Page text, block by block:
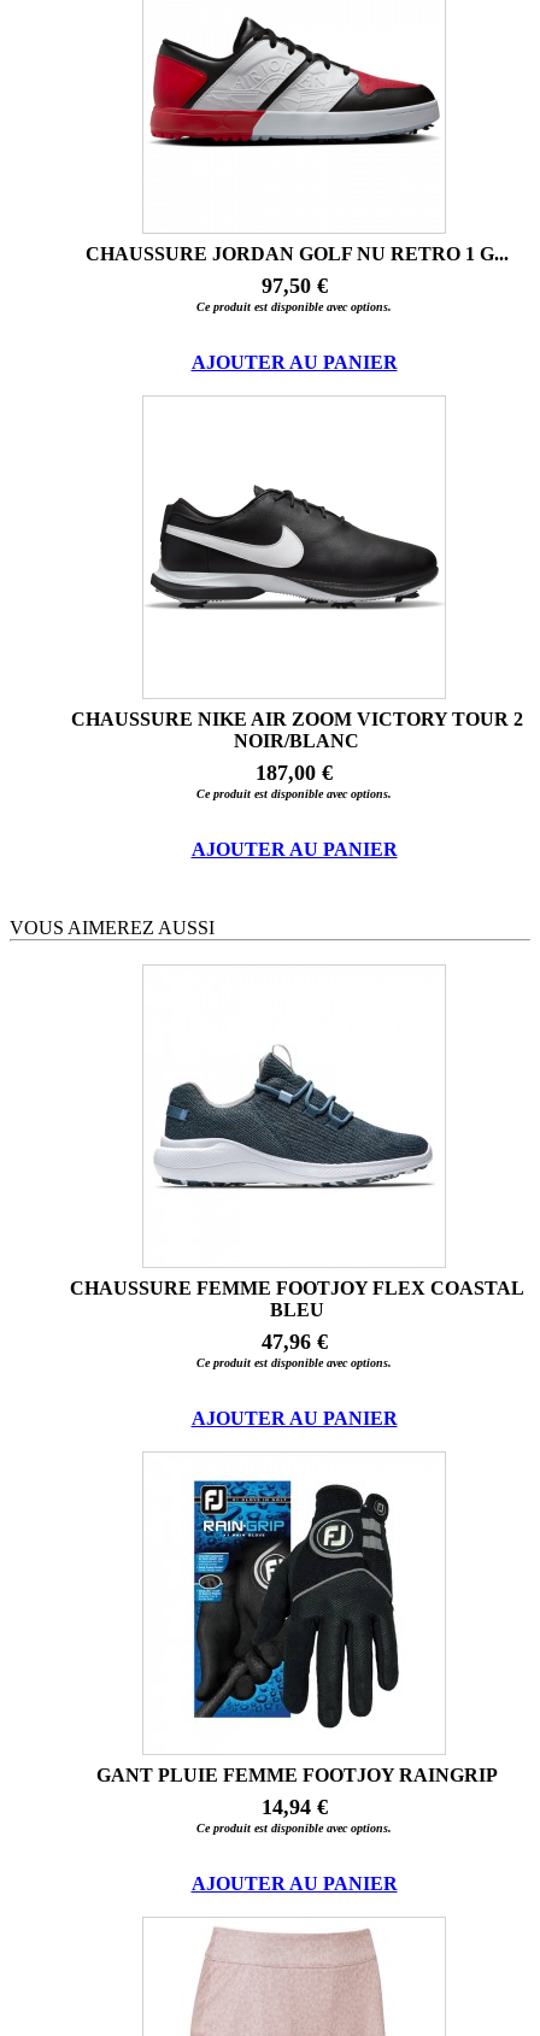
CHAUSSURE JORDAN GOLF NU RETRO 1 G...
97,50 €
Ce produit est disponible avec options.
AJOUTER AU PANIER
CHAUSSURE NIKE AIR ZOOM VICTORY TOUR 2
NOIR/BLANC
187,00 €
Ce produit est disponible avec options.
AJOUTER AU PANIER
VOUS AIMEREZ AUSSI
CHAUSSURE FEMME FOOTJOY FLEX COASTAL
BLEU
47,96 €
Ce produit est disponible avec options.
AJOUTER AU PANIER
GANT PLUIE FEMME FOOTJOY RAINGRIP
14,94 €
Ce produit est disponible avec options.
AJOUTER AU PANIER